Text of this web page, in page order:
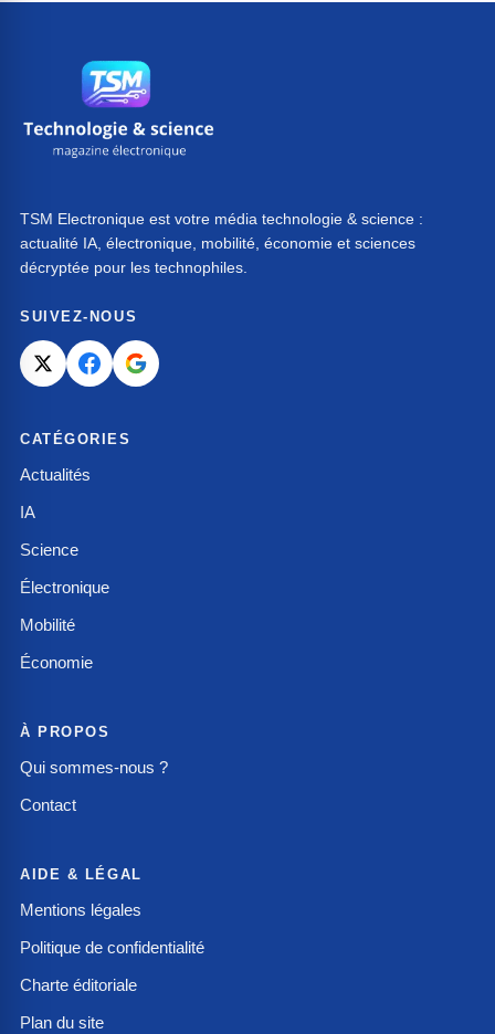
TSM Electronique est votre média technologie & science :
actualité IA, électronique, mobilité, économie et sciences
décryptée pour les technophiles.
SUIVEZ-NOUS
CATÉGORIES
Actualités
IA
Science
Électronique
Mobilité
Économie
À PROPOS
Qui sommes-nous ?
Contact
AIDE & LÉGAL
Mentions légales
Politique de confidentialité
Charte éditoriale
Plan du site